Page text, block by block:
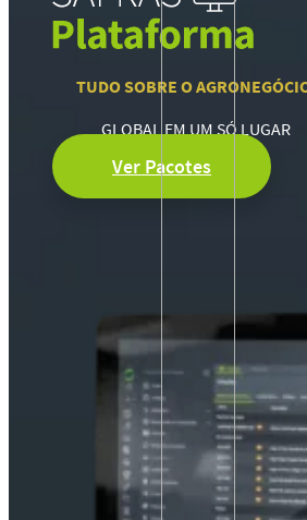
TUDO SOBRE O
GLOBAL EM UM SÓ LUGAR
Ver Pacotes